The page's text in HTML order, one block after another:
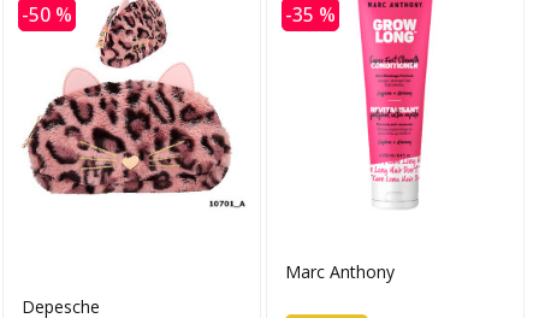
-50 %
Depesche
-35 %
Marc Anthony